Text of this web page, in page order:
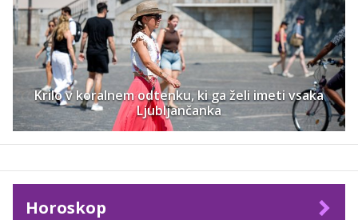
Krilo v koralnem odtenku, ki ga želi imeti vsaka
Ljubljančanka
Horoskop